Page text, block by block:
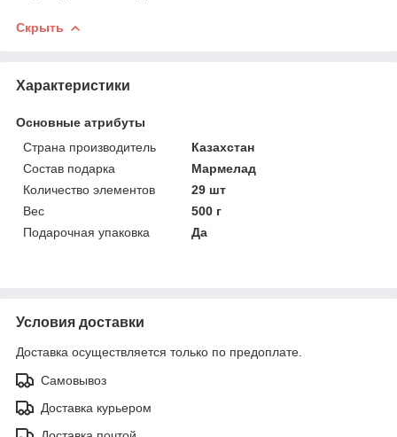
Скрыть
Характеристики
Основные атрибуты
Страна производитель
Казахстан
Состав подарка
Мармелад
Количество элементов
29 шт
Вес
500 г
Подарочная упаковка
Да
Условия доставки
Доставка осуществляется только по предоплате.
Самовывоз
Доставка курьером